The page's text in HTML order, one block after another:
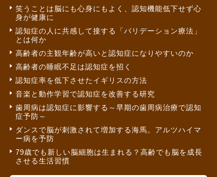
笑うことは脳にも心身にもよく、認知機能低下せず心
身が健康に
認知症の人に共感して接する「バリデーション療法」
とは何か
高齢者の主観年齢が高いと認知症になりやすいのか
高齢者の睡眠不足は認知症を招く
認知症率を低下させたイギリスの方法
音楽と動作学習で認知症を改善する研究
歯周病は認知症に影響する～早期の歯周病治療で認知
症予防～
ダンスで脳が刺激されて増加する海馬。アルツハイマ
ー病を予防
79歳でも新しい脳細胞は生まれる？高齢でも脳を成長
させる生活習慣